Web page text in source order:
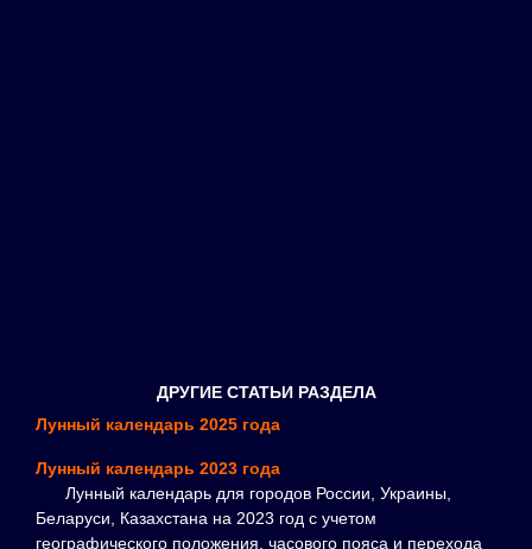
ДРУГИЕ СТАТЬИ РАЗДЕЛА
Лунный календарь 2025 года
Лунный календарь 2023 года
Лунный календарь для городов России, Украины,
Беларуси, Казахстана на 2023 год с учетом
географического положения, часового пояса и перехода